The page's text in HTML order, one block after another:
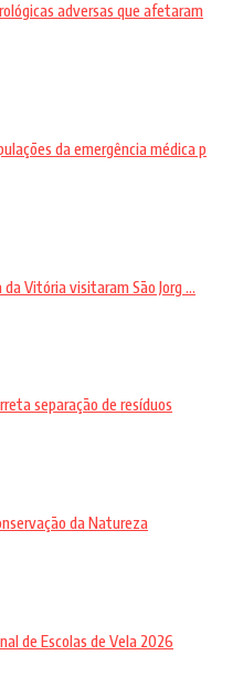
adversas que afetaram
da emergência médica p
Vitória visitaram São Jorg ...
separação de resíduos
da Natureza
de Escolas de Vela 2026